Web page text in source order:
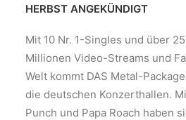
HISTORY
HERBST ANGEKÜNDIGT
Mit 10 Nr. 1-Singles und über
Millionen Video-Streams und
Welt kommt DAS Metal-
die deutschen Konzerthallen.
Punch und Papa Roach haben